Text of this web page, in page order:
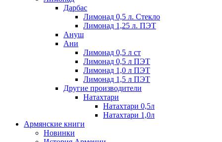
Дарбас
Лимонад 0,5 л. Стекло
Лимонад 1,25 л. ПЭТ
Ануш
Ани
Лимонад 0,5 л ст
Лимонад 0,5 л ПЭТ
Лимонад 1,0 л ПЭТ
Лимонад 1,5 л ПЭТ
Другие производители
Натахтари
Натахтари 0,5л
Натахтари 1,0л
Армянские книги
Новинки